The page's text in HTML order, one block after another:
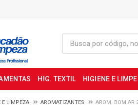
HIG. TEXTIL HIGIENE E
E LIMPEZA AROMATIZANTES AROM. BOM AR